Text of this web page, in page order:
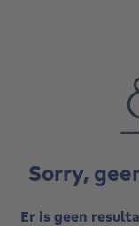
Sorry,
Er is geen